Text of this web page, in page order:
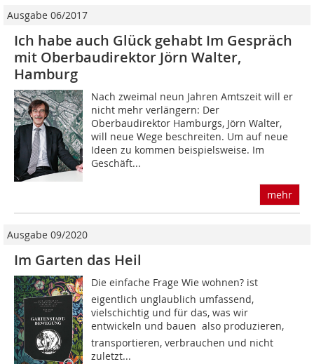
Ausgabe 06/2017
Ich habe auch Glück gehabt Im Gespräch
mit Oberbaudirektor Jörn Walter,
Hamburg
Nach zweimal neun Jahren Amtszeit will er
nicht mehr verlängern: Der
Oberbaudirektor Hamburgs, Jörn Walter,
will neue Wege beschreiten. Um auf neue
Ideen zu kommen beispielsweise. Im
Geschäft...
mehr
Ausgabe 09/2020
Im Garten das Heil
Die einfache Frage Wie wohnen? ist
eigentlich unglaublich umfassend,
vielschichtig und für das, was wir
entwickeln und bauen  also produzieren,
transportieren, verbrauchen und nicht
zuletzt...